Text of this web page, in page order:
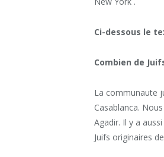
Ci-dessous le
Combien de
La communaute
Casablanca.
Agadir. Il y a
Juifs originaires